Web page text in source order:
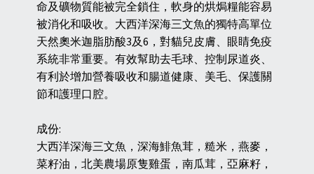
命及礦物質能被完全鎖住，軟身的烘焗糧能容易
被消化和吸收。大西洋深海三文魚的獨特高單位
天然奧米迦脂肪酸3及6 ，對貓兒皮膚、眼睛免疫
系統非常重要。有效幫助去毛球、控制尿道炎、
有利於增加營養吸收和腸道健康、美毛、保護關
節和護理口腔。
成份:
大西洋深海三文魚，深海鯡魚茸，糙米，燕麥，
菜籽油，北美農場原隻雞蛋，南瓜茸，亞麻籽，